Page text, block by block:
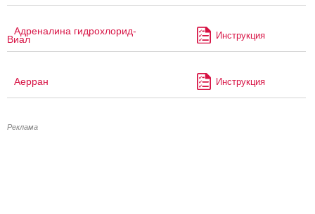
Адреналина гидрохлорид-
Виал Инструкция
Аерран Инструкция
Реклама